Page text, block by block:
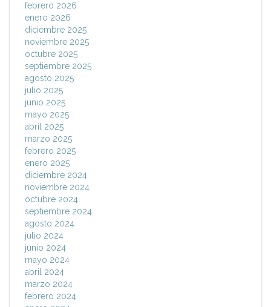
febrero 2026
enero 2026
diciembre 2025
noviembre 2025
octubre 2025
septiembre 2025
agosto 2025
julio 2025
junio 2025
mayo 2025
abril 2025
marzo 2025
febrero 2025
enero 2025
diciembre 2024
noviembre 2024
octubre 2024
septiembre 2024
agosto 2024
julio 2024
junio 2024
mayo 2024
abril 2024
marzo 2024
febrero 2024